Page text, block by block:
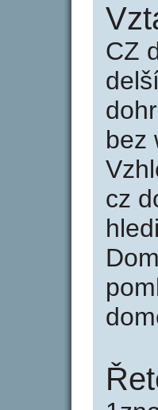
CZ
bez
cz